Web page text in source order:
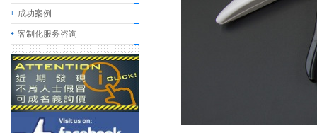
成功案例
客制化服务咨询